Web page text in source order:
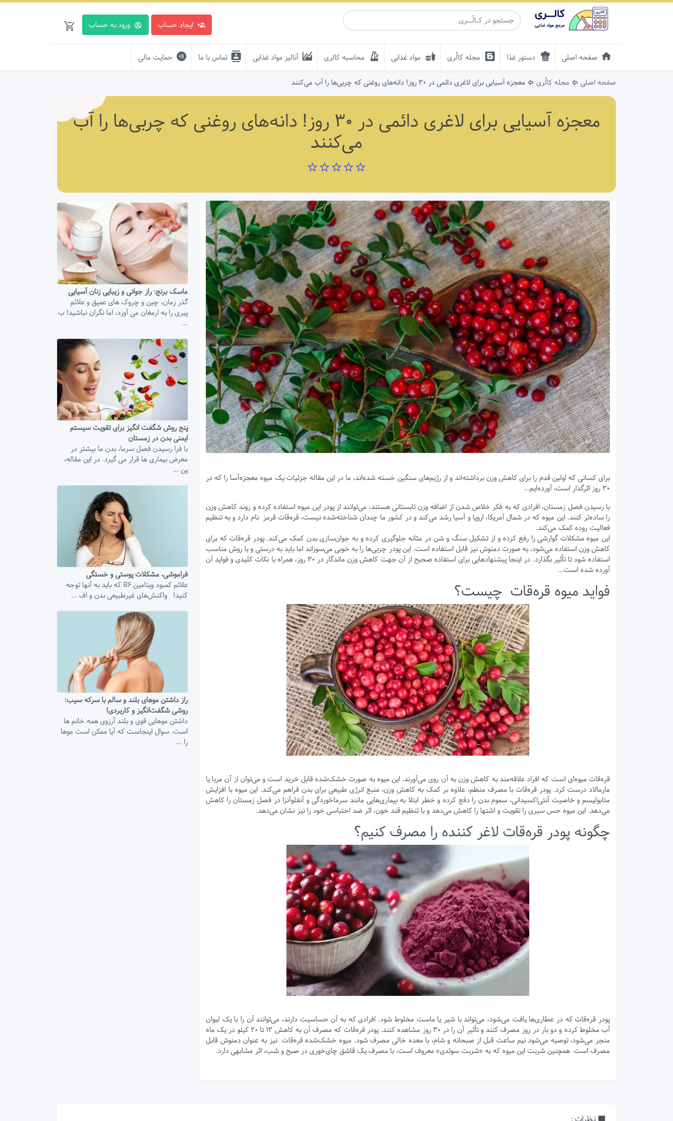
ورود به حساب ایجاد حساب
صفحه اصلی دستور غذا مجله کالُری مواد غذایی محاسبه کالری آنالیز مواد غذایی تماس با ما حمایت مالی
صفحه اصلی مجله کالُری معجزه آسیایی برای لاغری دائمی در 30 روز! دانه‌های روغنی که چربی‌ها را آب می‌کنند
معجزه آسیایی برای لاغری دائمی در 30 روز! دانه‌های روغنی که چربی‌ها را آب
می‌کنند
برای کسانی که اولین قدم را برای کاهش وزن برداشته‌اند و از رژیم‌های سنگین خسته شده‌اند، ما در این مقاله جزئیات یک میوه معجزه‌آسا را که در
۳۰ روز اثرگذار است، آورده‌ایم...
با رسیدن فصل زمستان، افرادی که به فکر خلاص شدن از اضافه وزن تابستانی هستند، می‌توانند از پودر این میوه استفاده کرده و روند کاهش وزن
را ساده‌تر کنند. این میوه که در شمال آمریکا، اروپا و آسیا رشد می‌کند و در کشور ما چندان شناخته‌شده نیست، قره‌قات قرمز نام دارد و به تنظیم
فعالیت روده کمک می‌کند.
این میوه مشکلات گوارشی را رفع کرده و از تشکیل سنگ و شن در مثانه جلوگیری کرده و به جوان‌سازی بدن کمک می‌کند. پودر قره‌قات که برای
کاهش وزن استفاده می‌شود، به صورت دمنوش نیز قابل استفاده است. این پودر چربی‌ها را به خوبی می‌سوزاند اما باید به درستی و با روش مناسب
استفاده شود تا تأثیر بگذارد. در اینجا پیشنهادهایی برای استفاده صحیح از آن جهت کاهش وزن ماندگار در ۳۰ روز، همراه با نکات کلیدی و فواید آن
آورده شده است...
فواید میوه قره‌قات چیست؟
قره‌قات میوه‌ای است که افراد علاقه‌مند به کاهش وزن به آن روی می‌آورند. این میوه به صورت خشک‌شده قابل خرید است و می‌توان از آن مربا یا
مارمالاد درست کرد. پودر قره‌قات با مصرف منظم، علاوه بر کمک به کاهش وزن، منبع انرژی طبیعی برای بدن فراهم می‌کند. این میوه با افزایش
متابولیسم و خاصیت آنتی‌اکسیدانی، سموم بدن را دفع کرده و خطر ابتلا به بیماری‌هایی مانند سرماخوردگی و آنفلوآنزا در فصل زمستان را کاهش
می‌دهد. این میوه حس سیری را تقویت و اشتها را کاهش می‌دهد و با تنظیم قند خون، اثر ضد احتباسی خود را نیز نشان می‌دهد.
چگونه پودر قره‌قات لاغر کننده را مصرف کنیم؟
پودر قره‌قات که در عطاری‌ها یافت می‌شود، می‌تواند با شیر یا ماست مخلوط شود. افرادی که به آن حساسیت دارند، می‌توانند آن را با یک لیوان
آب مخلوط کرده و دو بار در روز مصرف کنند و تأثیر آن را در ۳۰ روز مشاهده کنند. پودر قره‌قات که مصرف آن به کاهش ۱۲ تا ۲۰ کیلو در یک ماه
منجر می‌شود، توصیه می‌شود نیم ساعت قبل از صبحانه و شام، با معده خالی مصرف شود. میوه خشک‌شده قره‌قات نیز به عنوان دمنوش قابل
مصرف است. همچنین شربت این میوه که به «شربت سوئدی» معروف است، با مصرف یک قاشق چای‌خوری در صبح و شب، اثر مشابهی دارد.
ماسک برنج: راز جوانی و زیبایی زنان آسیایی
گذر زمان، چین و چروک های عمیق و علائم
پیری را به ارمغان می آورد، اما نگران نباشید! ب
...
پنج روش شگفت انگیز برای تقویت سیستم
ایمنی بدن در زمستان
با فرا رسیدن فصل سرما، بدن ما بیشتر در
معرض بیماری ها قرار می گیرد. در این مقاله،
پن ...
فراموشی، مشکلات پوستی و خستگی
علائم کمبود ویتامین B6 که باید به آنها توجه
کنید! واکنش‌های غیرطبیعی بدن و اف ...
راز داشتن موهای بلند و سالم با سرکه سیب:
روشی شگفت‌انگیز و کاربردی!
داشتن موهایی قوی و بلند آرزوی همه خانم ها
است. سوال اینجاست که آیا ممکن است موها
را ...